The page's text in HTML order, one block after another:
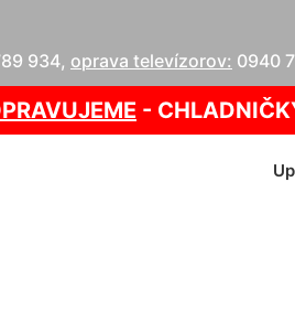
934, oprava televízorov: 0940
-